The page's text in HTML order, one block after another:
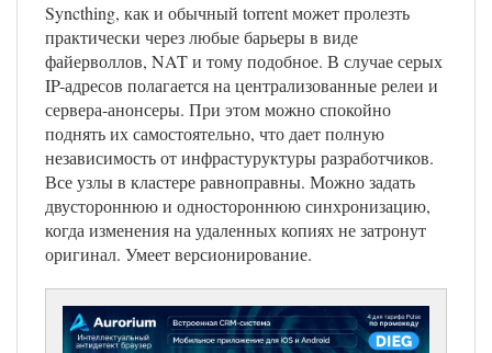
Syncthing, как и обычный torrent может пролезть
практически через любые барьеры в виде
файерволлов, NAT и тому подобное. В случае серых
IP-адресов полагается на централизованные релеи и
сервера-анонсеры. При этом можно спокойно
поднять их самостоятельно, что дает полную
независимость от инфрастуруктуры разработчиков.
Все узлы в кластере равноправны. Можно задать
двустороннюю и одностороннюю синхронизацию,
когда изменения на удаленных копиях не затронут
оригинал. Умеет версионирование.